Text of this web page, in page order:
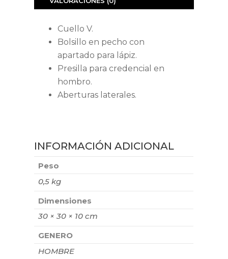
Cuello V.
Bolsillo en pecho con
apartado para lápiz.
Presilla para credencial en
hombro.
Aberturas laterales.
INFORMACIÓN ADICIONAL
Peso
0,5 kg
Dimensiones
30 × 30 × 10 cm
GENERO
HOMBRE